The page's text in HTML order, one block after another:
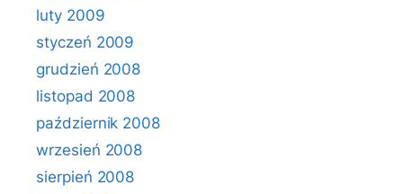
luty 2009
styczeń 2009
grudzień 2008
listopad 2008
październik 2008
wrzesień 2008
sierpień 2008